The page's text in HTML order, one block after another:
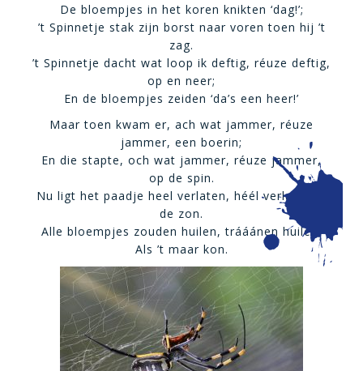
De bloempjes in het koren knikten ‘dag!’;
’t Spinnetje stak zijn borst naar voren toen hij ’t
zag.
’t Spinnetje dacht wat loop ik deftig, réuze deftig,
op en neer;
En de bloempjes zeiden ‘da’s een heer!’
Maar toen kwam er, ach wat jammer, réuze
jammer, een boerin;
En die stapte, och wat jammer, réuze jammer,
op de spin.
Nu ligt het paadje heel verlaten, héél verlaten in
de zon.
Alle bloempjes zouden huilen, trááánen huilen;
Als ’t maar kon.